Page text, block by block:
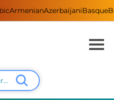
ArmenianAzerbaijaniBasque